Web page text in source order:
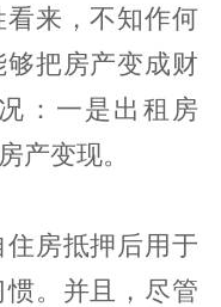
来，不知作何
把房产变成财
：一是出租房
产变现。
房抵押后用于
。并且，尽管